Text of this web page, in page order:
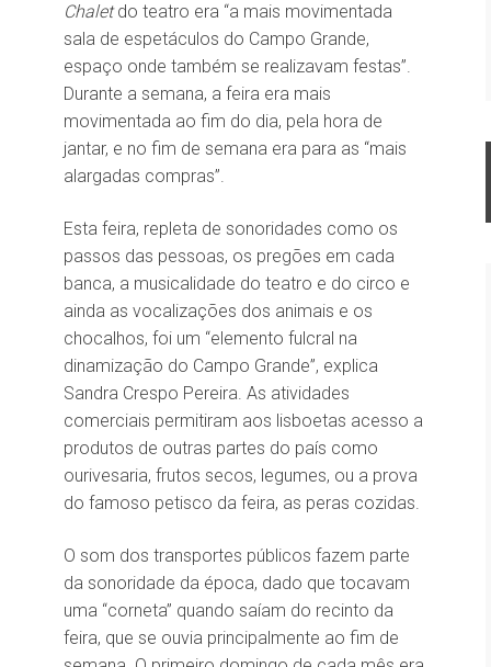
Chaletdo teatro era “a mais movimentada
sala de espetáculos do Campo Grande,
espaço onde também se realizavam festas”.
Durante a semana, a feira era mais
movimentada ao fim do dia, pela hora de
jantar, e no fim de semana era para as “mais
alargadas compras”.
Esta feira, repleta de sonoridades como os
passos das pessoas, os pregões em cada
banca, a musicalidade do teatro e do circo e
ainda as vocalizações dos animais e os
chocalhos, foi um “elemento fulcral na
dinamização do Campo Grande”, explica
Sandra Crespo Pereira. As atividades
comerciais permitiram aos lisboetas acesso a
produtos de outras partes do país como
ourivesaria, frutos secos, legumes, ou a prova
do famoso petisco da feira, as peras cozidas.
O som dos transportes públicos fazem parte
da sonoridade da época, dado que tocavam
uma “corneta” quando saíam do recinto da
feira, que se ouvia principalmente ao fim de